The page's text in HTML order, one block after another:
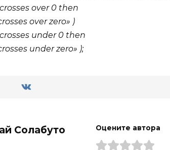
over 0 then
over zero» )
under 0 then
under zero» );
Солабуто Оцените автора